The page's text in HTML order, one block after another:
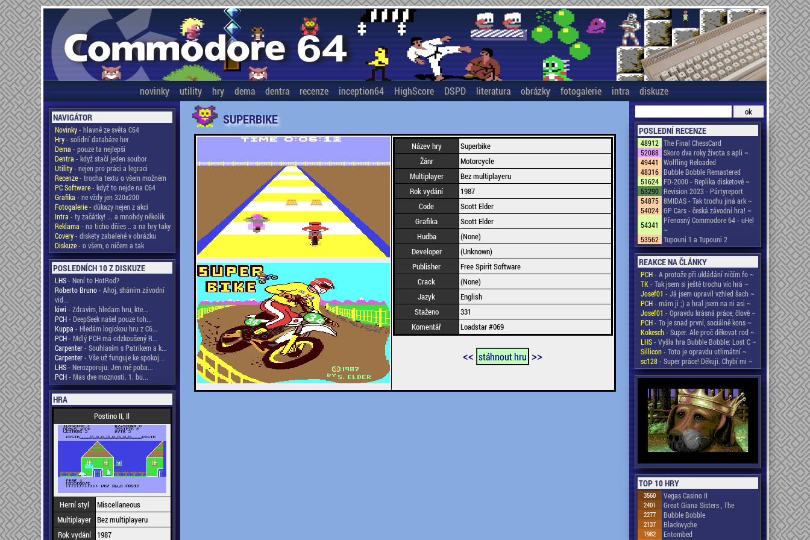
novinky utility hry dema dentra recenze inception64 HighScore DSPD literatura obrázky fotogalerie intra diskuze
NAVIGÁTOR
Novinky- hlavně ze světa C64
Hry- solidní databáze her
Dema - pouze ta nejlepší
Dentra - když stačí jeden soubor
Utility- nejen pro práci a legraci
Recenze- trocha textu o všem možném
PC Software- když to nejde na C64
Grafika - ne vždy jen 320x200
Fotogalerie- důkazy nejen z akcí
Intra - ty začátky! ... a mnohdy několik
Reklama - na ticho dňies .. a na hry taky
Covery- diskety zabalené v obrázku
Diskuze- o všem, o ničem a tak
POSLEDNÍCH 10 Z DISKUZE
LHS- Není to HotRod?
Roberto Bruno- Ahoj, sháním závodní
vid...
kiwi - Zdravim, hledam hru, kte...
PCH- DeepSeek našel pouze toh...
Kuppa - Hledám logickou hru z C6...
PCH- Mdlý PCH má odzkoušený R...
Carpenter- Souhlasím s Patrikem a k...
Carpenter- Vše už funguje ke spokoj...
LHS- Nerozporuju. Jen mě poba...
PCH- Mas dve moznosti. 1. bu...
HRA
Postino II, Il
Herní styl
Miscellaneous
Multiplayer Bez multiplayeru
Rok vydání
1987
SUPERBIKE
Název hry
Superbike
Žánr
Motorcycle
Multiplayer
Bez multiplayeru
Rok vydání
1987
Code
Scott Elder
Grafika
Scott Elder
Hudba
(None)
Developer
(Unknown)
Publisher
Free Spirit Software
Crack
(None)
Jazyk
English
Staženo
331
Komentář
Loadstar #069
<< stáhnout hru >>
POSLEDNÍ RECENZE
48912 The Final ChessCard
52088 Skoro dva roky života s apli ~
49441
Wolfling Reloaded
48316 Bubble Bobble Remastered
51624 FD-2000 - Replika disketové ~
53290 Revision 2023 - Pártyreport
54875 8MIDAS - Tak trochu jiná ark ~
54024 GP Cars - česká závodní hra! ~
54341
Přenosný Commodore 64 - uHel
~
53562 Tupouni 1 a Tupouni 2
REAKCE NA ČLÁNKY
PCH- A protože při ukládání ničím fo ~
TK- Tak jsem si ještě trochu víc hrá ~
Josef01 - Já jsem upravil vzhled šach ~
PCH- mám ji ;) a hral jsem na ni asi ~
Josef01 - Opravdu krásná práce, člově ~
PCH- To je snad první, sociálně kons ~
Kokesch- Super. Ale proč děkovat rod ~
LHS- Vyšla hra Bubble Bobble: Lost C ~
Sillicon- Toto je opravdu utlimátní ~
sc128- Super práce! Děkuji. Chybí mi ~
TOP 10 HRY
3560 Vegas Casino II
2401 Great Giana Sisters , The
2277 Bubble Bobble
2137 Blackwyche
1982 Entombed